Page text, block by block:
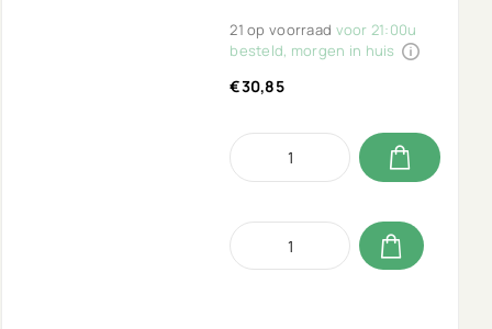
21 op voorraad voor 21:00u
besteld, morgen in huis
€30,85